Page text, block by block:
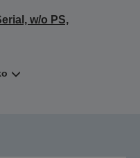
w/o PS,